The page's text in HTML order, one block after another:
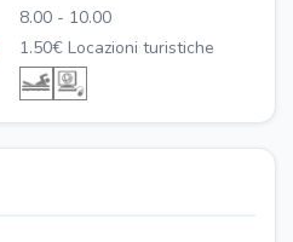
8.00 - 10.00
1.50€ Locazioni turistiche